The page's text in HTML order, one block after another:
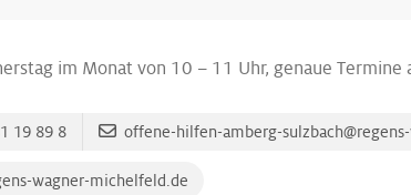
im Monat von 10 – 11 Uhr, genaue Termine
19 89 8 offene-hilfen-amberg-
wagner-michelfeld.de